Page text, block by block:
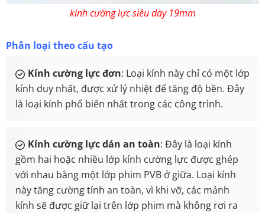
kính cường lực siêu dày 19mm
Phân loại theo cấu tạo
Kính cường lực đơn: Loại kính này chỉ có một lớp
kính duy nhất, được xử lý nhiệt để tăng độ bền. Đây
là loại kính phổ biến nhất trong các công trình.
Kính cường lực dán an toàn: Đây là loại kính
gồm hai hoặc nhiều lớp kính cường lực được ghép
với nhau bằng một lớp phim PVB ở giữa. Loại kính
này tăng cường tính an toàn, vì khi vỡ, các mảnh
kính sẽ được giữ lại trên lớp phim mà không rơi ra